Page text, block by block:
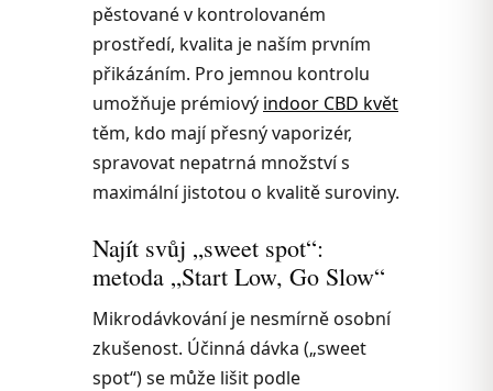
pěstované v kontrolovaném
prostředí, kvalita je naším prvním
přikázáním. Pro jemnou kontrolu
umožňuje prémiový indoor CBD květ
těm, kdo mají přesný vaporizér,
spravovat nepatrná množství s
maximální jistotou o kvalitě suroviny.
Najít svůj „sweet spot“:
metoda „Start Low, Go Slow“
Mikrodávkování je nesmírně osobní
zkušenost. Účinná dávka („sweet
spot“) se může lišit podle